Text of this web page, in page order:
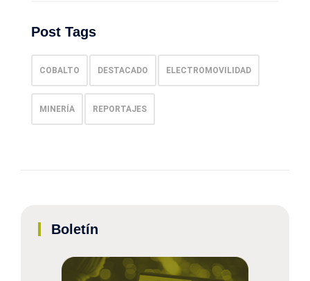
Post Tags
COBALTO DESTACADO ELECTROMOVILIDAD
MINERÍA REPORTAJES
Boletín